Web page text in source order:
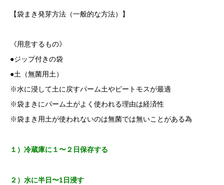
【袋まき発芽方法（一般的な方法）】
《用意するもの》
●ジップ付きの袋
●土（無菌用土）
※水に浸して土に戻すパーム土やピートモスが最適
※袋まきにパーム土がよく使われる理由は経済性
※袋まき用土が使われないのは無菌では無いことがある為
１）冷蔵庫に１〜２日保存する
２）水に半日〜1日浸す